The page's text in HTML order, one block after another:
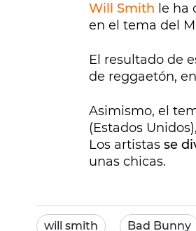
Will Smith le ha
en el tema del
El resultado de
de reggaetón,
Asimismo, el
(Estados
Los artistas se
unas chicas.
will smith Bad Bunny